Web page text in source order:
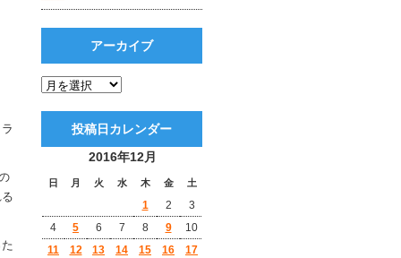
アーカイブ
投稿日カレンダー
2016年12月
日 月 火 水 木 金 土
1 2
3
4
5 6 7 8 9
10
11
12 13 14 15 16
17